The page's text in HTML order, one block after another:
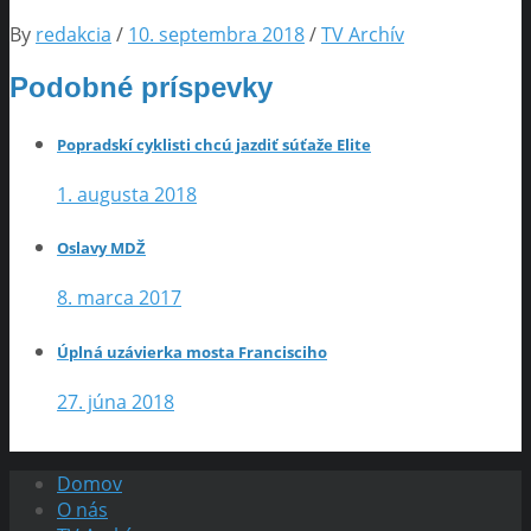
By redakcia / 10. septembra 2018/TV Archív
Podobné príspevky
Popradskí cyklisti chcú jazdiť súťaže Elite
1. augusta 2018
Oslavy MDŽ
8. marca 2017
Úplná uzávierka mosta Francisciho
27. júna 2018
Domov
O nás